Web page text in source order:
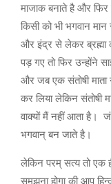
माजाक बनाते है और
किसी को भी भगवान
और इंद्र से लेकर
पड़ गए तो फिर उन्होंने
और जब एक संतोषी माता
कर लिया लेकिन संतोषी
वाक्यों मैं नहीं आता है।
भगवान् बन जाते है।
लेकिन परम् सत्य तो
समझना होगा की आप